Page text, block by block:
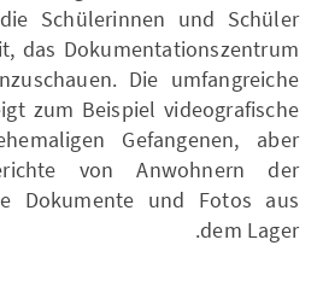
Schülerinnen und Schüler
das Dokumentationszentrum
Die umfangreiche
zum Beispiel videografische
Gefangenen, aber
von Anwohnern der
Dokumente und Fotos aus
dem Lager.